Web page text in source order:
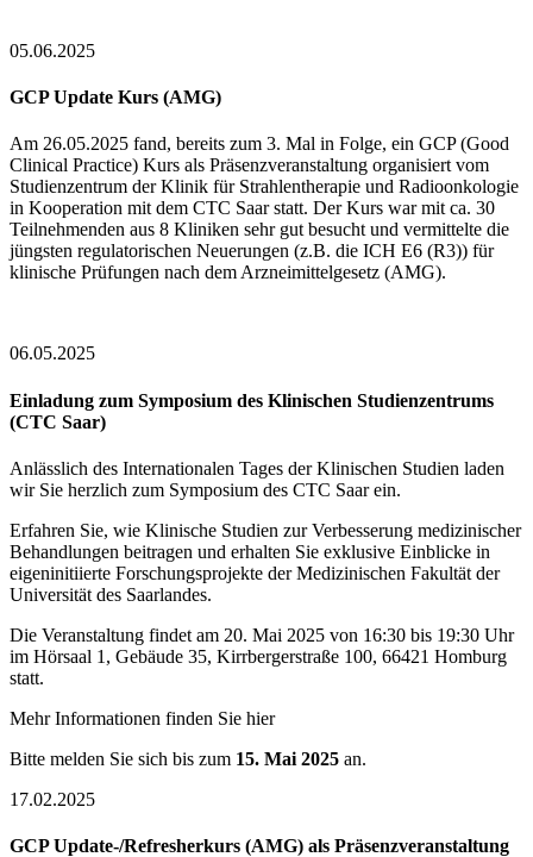
05.06.2025
GCP Update Kurs (AMG)
Am 26.05.2025 fand, bereits zum 3. Mal in Folge, ein GCP (Good
Clinical Practice) Kurs als Präsenzveranstaltung organisiert vom
Studienzentrum der Klinik für Strahlentherapie und Radioonkologie
in Kooperation mit dem CTC Saar statt. Der Kurs war mit ca. 30
Teilnehmenden aus 8 Kliniken sehr gut besucht und vermittelte die
jüngsten regulatorischen Neuerungen (z.B. die ICH E6 (R3)) für
klinische Prüfungen nach dem Arzneimittelgesetz (AMG).
06.05.2025
Einladung zum Symposium des Klinischen Studienzentrums
(CTC Saar)
Anlässlich des Internationalen Tages der Klinischen Studien laden
wir Sie herzlich zum Symposium des CTC Saar ein.
Erfahren Sie, wie Klinische Studien zur Verbesserung medizinischer
Behandlungen beitragen und erhalten Sie exklusive Einblicke in
eigeninitiierte Forschungsprojekte der Medizinischen Fakultät der
Universität des Saarlandes.
Die Veranstaltung findet am 20. Mai 2025 von 16:30 bis 19:30 Uhr
im Hörsaal 1, Gebäude 35, Kirrbergerstraße 100, 66421 Homburg
statt.
Mehr Informationen finden Sie hier
Bitte melden Sie sich bis zum 15. Mai 2025 an.
17.02.2025
GCP Update-/Refresherkurs (AMG) als Präsenzveranstaltung